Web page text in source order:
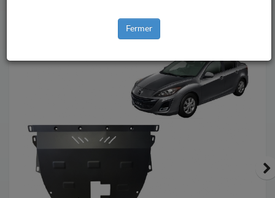
Fermer